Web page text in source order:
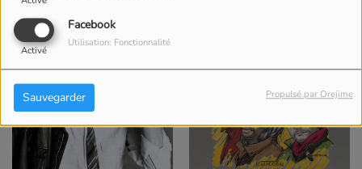
Facebook
Activé
Utilisation: Fonctionnalité
Sauvegarder Propulsé par Orejime